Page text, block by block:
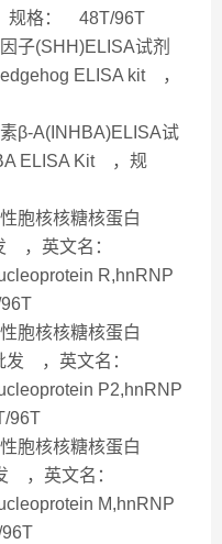
规格： 48T/96T
子(SHH)ELISA试剂
ELISA kit ，
β-A(INHBA)ELISA试
ELISA Kit ，规
胞核核糖核蛋白
，英文名：
R,hnRNP
胞核核糖核蛋白
发 ，英文名：
P2,hnRNP
96T
胞核核糖核蛋白
，英文名：
M,hnRNP